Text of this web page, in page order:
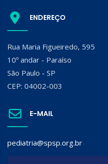
ENDEREÇO
Rua Maria Figueiredo, 595
10º andar - Paraíso
São Paulo - SP
CEP: 04002-003
E-MAIL
pediatria@spsp.org.br